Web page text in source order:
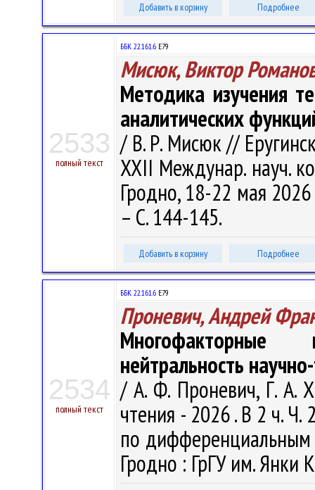
Добавить в корзину Подробнее
2533
полный текст
ББК 22.161.6 Е79
Мисюк, Виктор
Методика изучения
аналитических
/ В. Р. Мисюк //
XXII Междунар. науч.
Гродно, 18-22 мая
– С. 144-145.
Добавить в корзину Подробнее
2534
полный текст
ББК 22.161.6 Е79
Проневич, Андрей
нейтральность
/ А. Ф. Проневич, Г. А.
чтения - 2026 . В 2 ч.
по дифференциальным
Гродно : ГрГУ им. Янки